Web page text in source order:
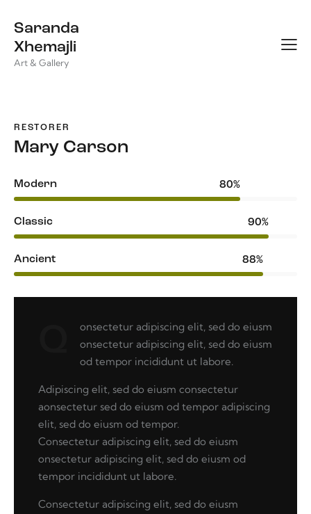
Saranda
Xhemajli
Art & Gallery
RESTORER
Mary Carson
Modern 80%
Classic 90%
Ancient 88%
onsectetur adipiscing elit, sed do eiusm
onsectetur adipiscing elit, sed do eiusm
od tempor incididunt ut labore.
Adipiscing elit, sed do eiusm consectetur
aonsectetur sed do eiusm od tempor adipiscing
elit, sed do eiusm od tempor.
Consectetur adipiscing elit, sed do eiusm
onsectetur adipiscing elit, sed do eiusm od
tempor incididunt ut labore.
Consectetur adipiscing elit, sed do eiusm